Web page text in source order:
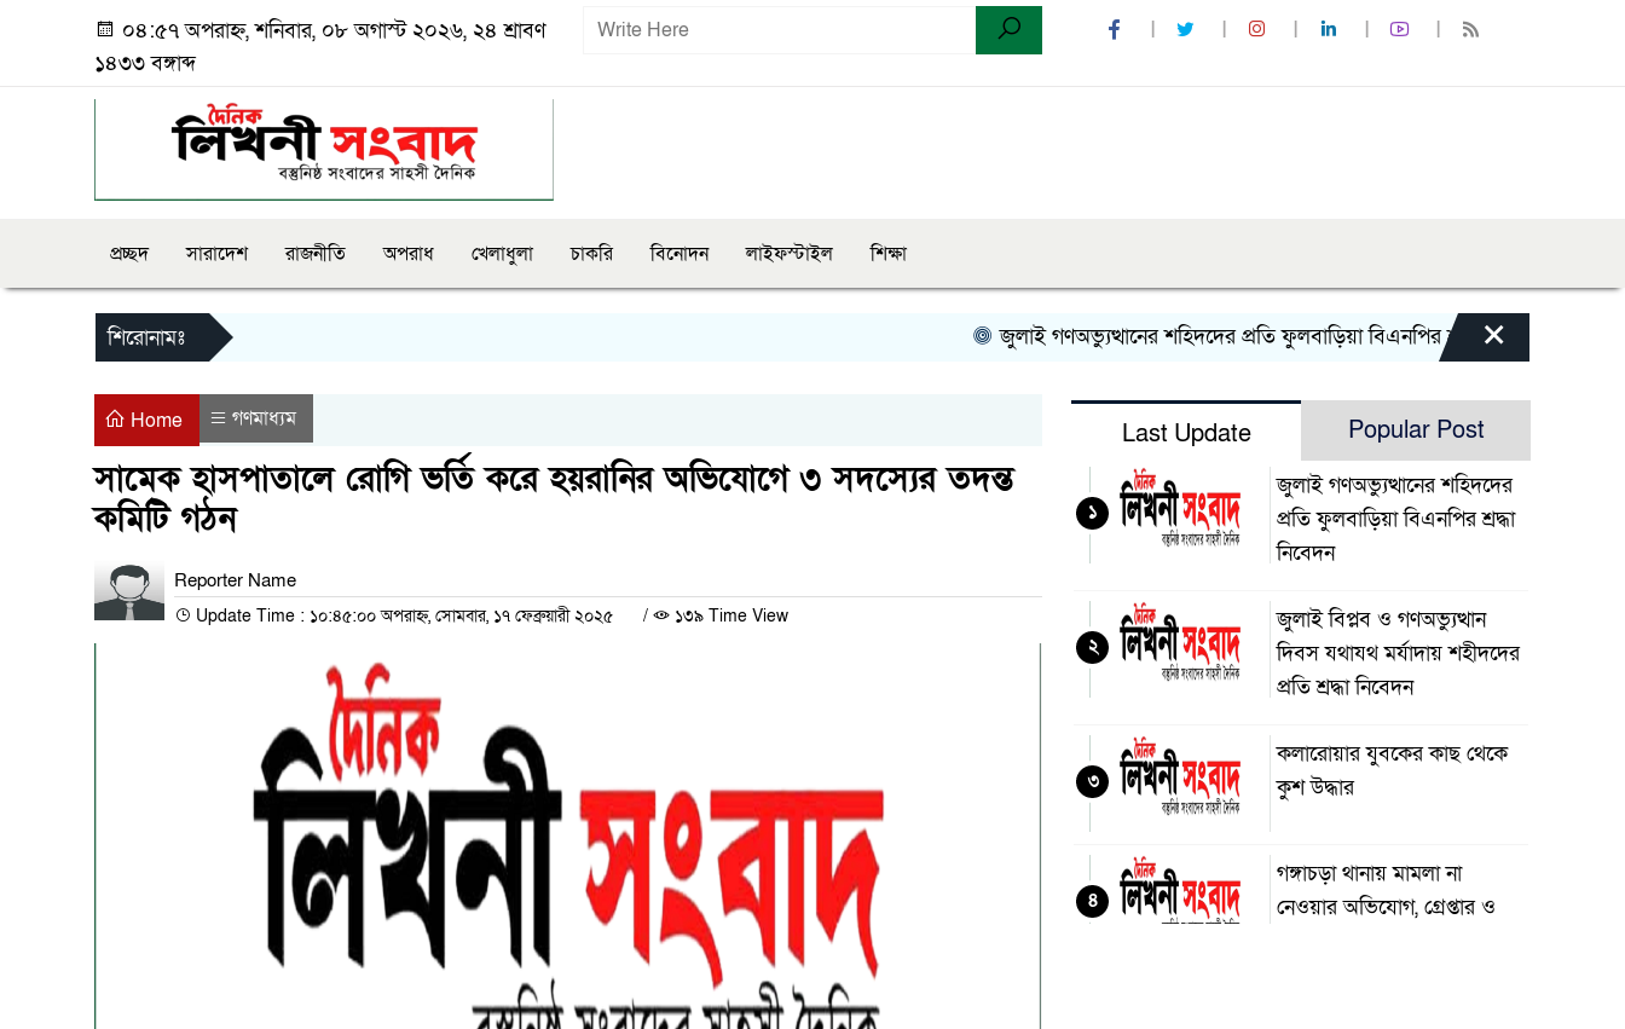
০৪:৫৭ অপরাহ্ন, শনিবার, ০৮ অগাস্ট ২০২৬, ২৪ শ্রাবণ
১৪৩৩ বঙ্গাব্দ
প্রচ্ছদ সারাদেশ রাজনীতি অপরাধ খেলাধুলা চাকরি বিনোদন লাইফস্টাইল শিক্ষা
শিরোনামঃ জুলাই গণঅভ্যুত্থানের শহিদদের প্রতি ফুলবাড়িয়া বিএনপির শ্রদ্ধা নিবেদন
×
Home গণমাধ্যম
সামেক হাসপাতালে রোগি ভর্তি করে হয়রানির অভিযোগে ৩ সদস্যের তদন্ত
কমিটি গঠন
Reporter Name
Update Time : ১০:৪৫:০০ অপরাহ্ন, সোমবার, ১৭ ফেব্রুয়ারী ২০২৫ / ১৩৯ Time View
Last Update Popular Post
জুলাই গণঅভ্যুত্থানের শহিদদের
প্রতি ফুলবাড়িয়া বিএনপির শ্রদ্ধা
নিবেদন
১
জুলাই বিপ্লব ও গণঅভ্যুত্থান
দিবস যথাযথ মর্যাদায় শহীদদের
প্রতি শ্রদ্ধা নিবেদন
২
কলারোয়ার যুবকের কাছ থেকে
কুশ উদ্ধার
৩
গঙ্গাচড়া থানায় মামলা না
নেওয়ার অভিযোগ, গ্রেপ্তার ও
৪